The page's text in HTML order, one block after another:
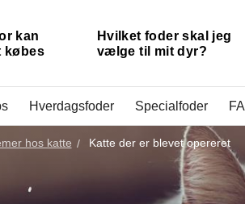
kan
købes
Hvilket foder skal jeg
vælge til mit dyr?
Hverdagsfoder Specialfoder
hos katte Katte der er blevet opereret